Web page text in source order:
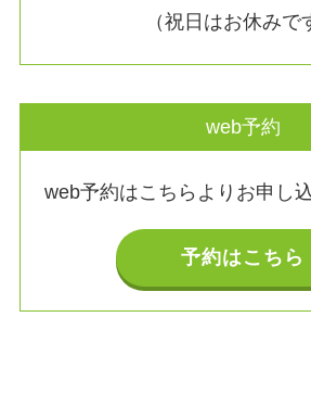
（祝日はお休みで
web予約
web予約はこちらよりお申し
予約はこちら